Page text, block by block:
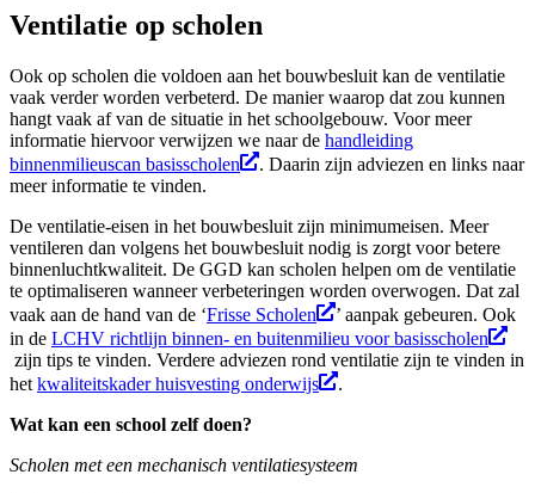
Ventilatie op scholen
Ook op scholen die voldoen aan het bouwbesluit kan de ventilatie
vaak verder worden verbeterd. De manier waarop dat zou kunnen
hangt vaak af van de situatie in het schoolgebouw. Voor meer
informatie hiervoor verwijzen we naar de handleiding
binnenmilieuscan basisscholen
. Daarin zijn adviezen en links naar
meer informatie te vinden.
De ventilatie-eisen in het bouwbesluit zijn minimumeisen. Meer
ventileren dan volgens het bouwbesluit nodig is zorgt voor betere
binnenluchtkwaliteit. De GGD kan scholen helpen om de ventilatie
te optimaliseren wanneer verbeteringen worden overwogen. Dat zal
vaak aan de hand van de ‘Frisse Scholen
’ aanpak gebeuren. Ook
in de LCHV richtlijn binnen- en buitenmilieu voor basisscholen
zijn tips te vinden. Verdere adviezen rond ventilatie zijn te vinden in
het kwaliteitskader huisvesting onderwijs
.
Wat kan een school zelf doen?
Scholen met een mechanisch ventilatiesysteem